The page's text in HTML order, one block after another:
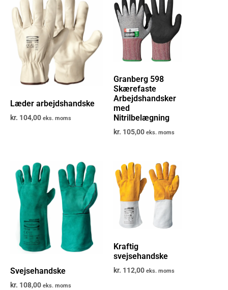
Læder arbejdshandske
kr. 104,00 eks. moms
Granberg 598
Skærefaste
Arbejdshandsker
med
Nitrilbelægning
kr. 105,00 eks. moms
Svejsehandske
kr. 108,00 eks. moms
Kraftig
svejsehandske
kr. 112,00 eks. moms